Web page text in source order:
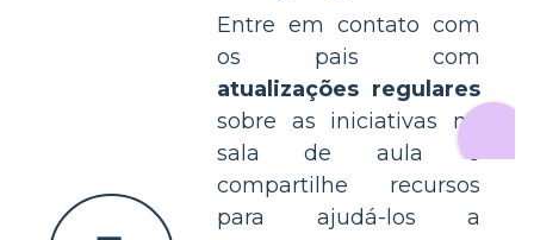
Entre em contato com
os pais com
atualizações regulares
sobre as iniciativas na
sala de aula e
compartilhe recursos
para ajudá-los a